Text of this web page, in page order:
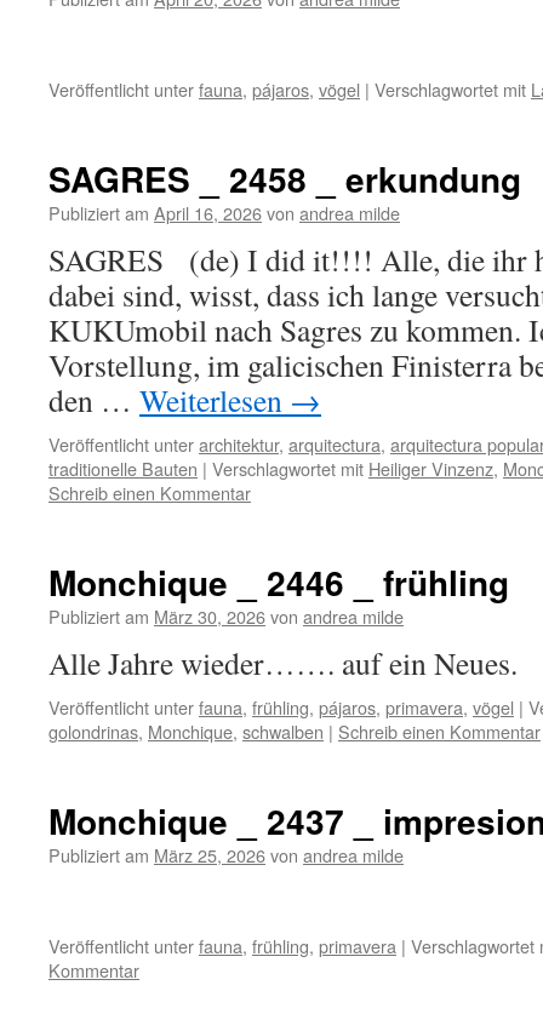
Veröffentlicht unterfauna, pájaros, vögel | Verschlagwortet mit
SAGRES _ 2458 _ erkundung
Publiziert am April 16, 2026von andrea milde
SAGRES (de) I did it!!!! Alle, die ihr
dabei sind, wisst, dass ich lange
KUKUmobil nach Sagres zu kommen.
Vorstellung, im galicischen Finisterra
den … Weiterlesen →
Veröffentlicht unterarchitektur, arquitectura, arquitectura popular
traditionelle Bauten | Verschlagwortet mit Heiliger Vinzenz,
Schreib einen Kommentar
Monchique _ 2446 _ frühling
Publiziert am März 30, 2026von andrea milde
Alle Jahre wieder……. auf ein
Veröffentlicht unterfauna, frühling, pájaros, primavera, vögel |
golondrinas, Monchique, schwalben | Schreib einen Kommentar
Monchique _ 2437 _
Publiziert am März 25, 2026von andrea milde
Veröffentlicht unterfauna, frühling, primavera | Verschlagwortet
Kommentar